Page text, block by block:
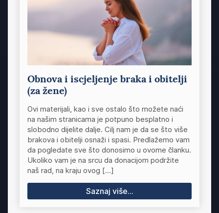
Obnova i iscjeljenje braka i obitelji
(za žene)
Ovi materijali, kao i sve ostalo što možete naći
na našim stranicama je potpuno besplatno i
slobodno dijelite dalje. Cilj nam je da se što više
brakova i obitelji osnaži i spasi. Predlažemo vam
da pogledate sve što donosimo u ovome članku.
Ukoliko vam je na srcu da donacijom podržite
naš rad, na kraju ovog […]
Saznaj više...